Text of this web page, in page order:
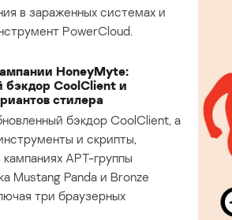
в зараженных системах и
PowerCloud.
HoneyMyte:
бэкдор CoolClient и
стилера
бэкдор CoolClient, а
и скрипты,
APT-группы
Mustang Panda и Bronze
три браузерных